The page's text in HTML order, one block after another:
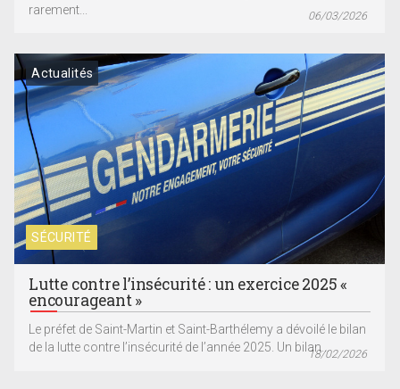
rarement...
06/03/2026
SÉCURITÉ
Actualités
Lutte contre l’insécurité : un exercice 2025 «
encourageant »
Le préfet de Saint-Martin et Saint-Barthélemy a dévoilé le bilan
de la lutte contre l’insécurité de l’année 2025. Un bilan...18/02/2026